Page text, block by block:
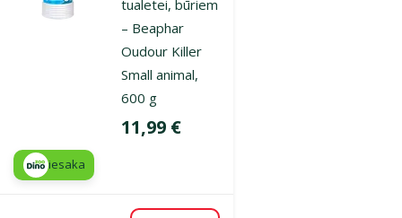
tualetei, būriem
– Beaphar
Oudour Killer
Small animal,
600 g
Cena
11,99 €
iesaka